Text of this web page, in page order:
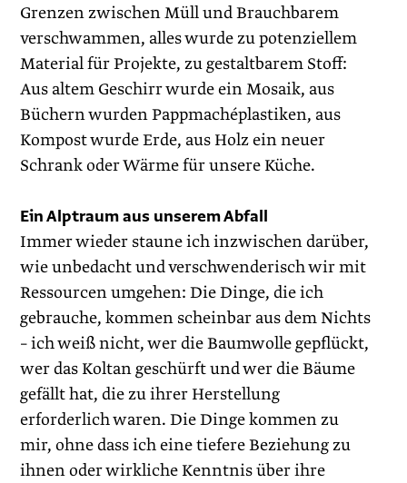
Grenzen zwischen Müll und Brauchbarem
verschwammen, alles wurde zu potenziellem
Material für Projekte, zu gestaltbarem Stoff:
Aus altem Geschirr wurde ein Mosaik, aus
Büchern wurden Pappmachéplastiken, aus
Kompost wurde Erde, aus Holz ein neuer
Schrank oder Wärme für unsere Küche.
Ein Alptraum aus unserem Abfall
Immer wieder staune ich inzwischen darüber,
wie unbedacht und verschwenderisch wir mit
Ressourcen umgehen: Die Dinge, die ich
gebrauche, kommen scheinbar aus dem Nichts
– ich weiß nicht, wer die Baumwolle gepflückt,
wer das Koltan geschürft und wer die Bäume
gefällt hat, die zu ihrer Herstellung
erforderlich waren. Die Dinge kommen zu
mir, ohne dass ich eine tiefere Beziehung zu
ihnen oder wirkliche Kenntnis über ihre